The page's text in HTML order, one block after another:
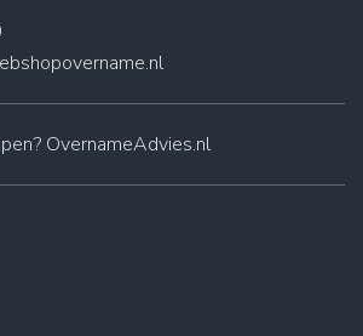
? OvernameAdvies.nl